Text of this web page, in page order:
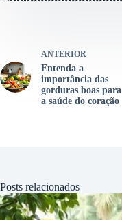
ANTERIOR
Entenda a
importância das
gorduras boas para
a saúde do coração
Posts relacionados